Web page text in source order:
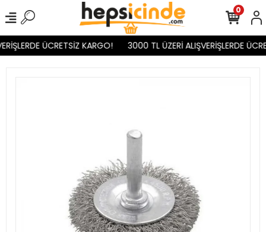
ÜCRETSİZ KARGO! 3000 TL ÜZERİ ALIŞVERİŞLERDE
0